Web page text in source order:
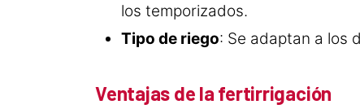
los temporizados.
Tipo de riego: Se adaptan a los
Ventajas de la fertirrigación